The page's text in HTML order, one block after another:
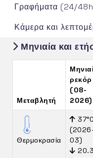
Γραφήματα (24/
Κάμερα και
Μηνιαία και
Μεταβλητή
ρεκόρ
(08-
2026)
Θερμοκρασία
37°C
03)